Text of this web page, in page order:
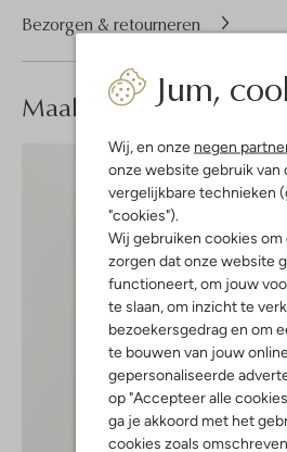
Jum,
Wij, en onze negen
onze website gebruik van
vergelijkbare technieken
"cookies").
Wij gebruiken cookies om
zorgen dat onze website
functioneert, om jouw
te slaan, om inzicht te
bezoekersgedrag en om
te bouwen van jouw
gepersonaliseerde
op "Accepteer alle
ga je akkoord met het
cookies zoals
Bezorgen & retourneren
Maak jelook compleet